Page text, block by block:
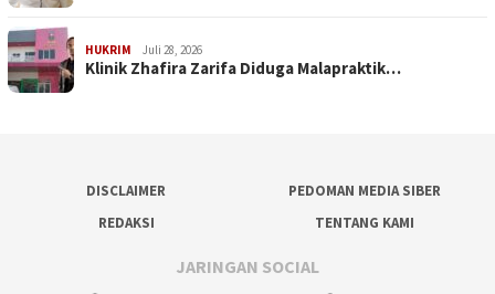
HUKRIM Juli 28, 2026
Klinik Zhafira Zarifa Diduga Malapraktik…
DISCLAIMER
PEDOMAN MEDIA SIBER
REDAKSI
TENTANG KAMI
JARINGAN SOCIAL